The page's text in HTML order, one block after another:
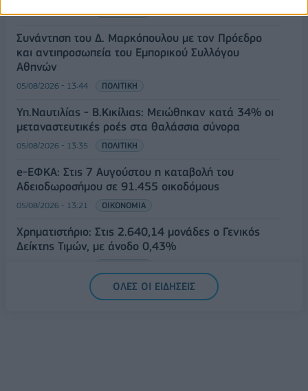
Συνάντηση του Δ. Μαρκόπουλου με τον Πρόεδρο
και αντιπροσωπεία του Εμπορικού Συλλόγου
Αθηνών
05/08/2026 - 13:44 ΠΟΛΙΤΙΚΗ
Υπ.Ναυτιλίας - B.Κικίλιας: Μειώθηκαν κατά 34% οι
μεταναστευτικές ροές στα θαλάσσια σύνορα
05/08/2026 - 13:35 ΠΟΛΙΤΙΚΗ
e-ΕΦΚΑ: Στις 7 Αυγούστου η καταβολή του
Αδειοδωροσήμου σε 91.455 οικοδόμους
05/08/2026 - 13:21 ΟΙΚΟΝΟΜΙΑ
Χρηματιστήριο: Στις 2.640,14 μονάδες ο Γενικός
Δείκτης Τιμών, με άνοδο 0,43%
ΟΛΕΣ ΟΙ ΕΙΔΗΣΕΙΣ